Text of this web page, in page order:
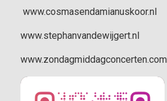
www.cosmasendamianuskoor.nl
www.stephanvandewijgert.nl
www.zondagmiddagconcerten.com